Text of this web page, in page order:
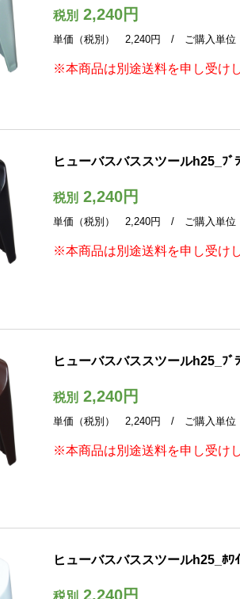
税別2,240円
単価（税別） 2,240円 / ご購入単
※本商品は別途送料を申し受けし
ヒューバスバススツールh25_ﾌﾞ
税別2,240円
単価（税別） 2,240円 / ご購入単
※本商品は別途送料を申し受けし
ヒューバスバススツールh25_ﾌﾞ
税別2,240円
単価（税別） 2,240円 / ご購入単
※本商品は別途送料を申し受けし
ヒューバスバススツールh25_ﾎﾜ
2,240円